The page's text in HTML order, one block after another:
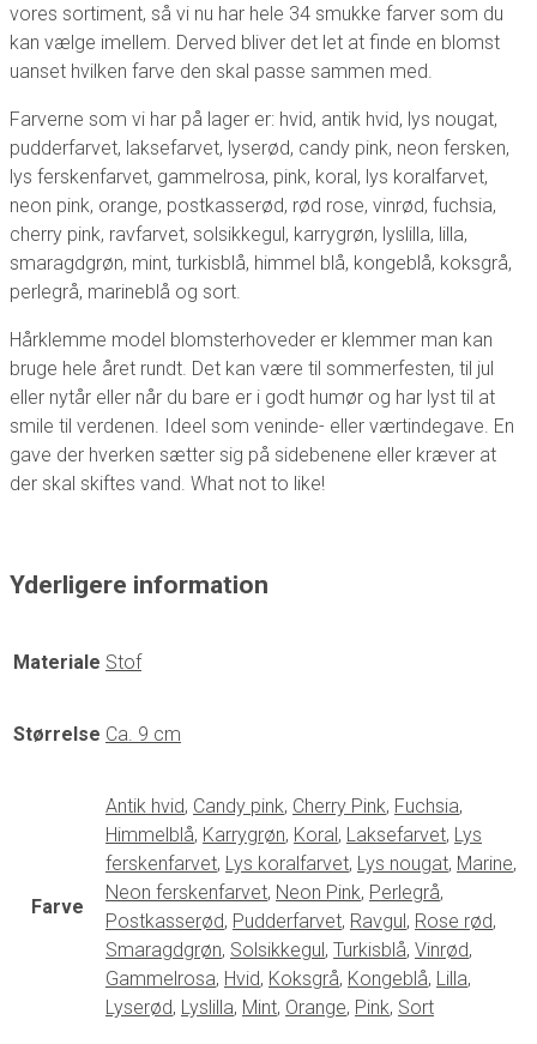
vores sortiment, så vi nu har hele 34 smukke farver som du
kan vælge imellem. Derved bliver det let at finde en blomst
uanset hvilken farve den skal passe sammen med.
Farverne som vi har på lager er: hvid, antik hvid, lys nougat,
pudderfarvet, laksefarvet, lyserød, candy pink, neon fersken,
lys ferskenfarvet, gammelrosa, pink, koral, lys koralfarvet,
neon pink, orange, postkasserød, rød rose, vinrød, fuchsia,
cherry pink, ravfarvet, solsikkegul, karrygrøn, lyslilla, lilla,
smaragdgrøn, mint, turkisblå, himmel blå, kongeblå, koksgrå,
perlegrå, marineblå og sort.
Hårklemme model blomsterhoveder er klemmer man kan
bruge hele året rundt. Det kan være til sommerfesten, til jul
eller nytår eller når du bare er i godt humør og har lyst til at
smile til verdenen. Ideel som veninde- eller værtindegave. En
gave der hverken sætter sig på sidebenene eller kræver at
der skal skiftes vand. What not to like!
Yderligere information
Materiale Stof
Størrelse Ca. 9 cm
Farve
Antik hvid, Candy pink, Cherry Pink, Fuchsia,
Himmelblå, Karrygrøn, Koral, Laksefarvet, Lys
ferskenfarvet, Lys koralfarvet, Lys nougat, Marine,
Neon ferskenfarvet, Neon Pink, Perlegrå,
Postkasserød, Pudderfarvet, Ravgul, Rose rød,
Smaragdgrøn, Solsikkegul, Turkisblå, Vinrød,
Gammelrosa, Hvid, Koksgrå, Kongeblå, Lilla,
Lyserød, Lyslilla, Mint, Orange, Pink, Sort